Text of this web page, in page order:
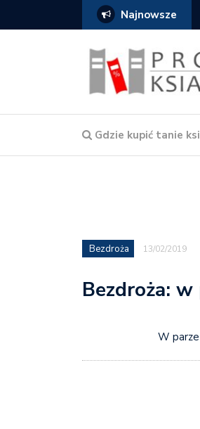
Najnowsze
Gdzie kupić tanie
Bezdroża 13/02/2019
Bezdroża:
W